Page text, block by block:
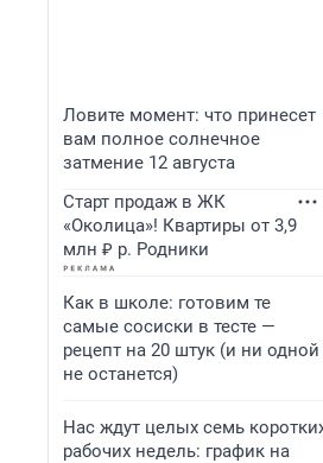
Ловите момент: что принесет
вам полное солнечное
затмение 12 августа
Старт продаж в ЖК
«Околица»! Квартиры от 3,9
млн ₽ р. Родники
Как в школе: готовим те
самые сосиски в тесте —
рецепт на 20 штук (и ни одной
не останется)
Нас ждут целых семь
рабочих недель: график на